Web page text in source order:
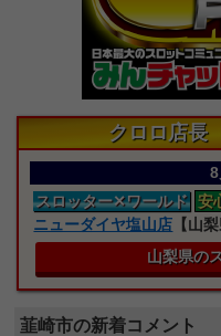
クロロ店長
スロッター✕ワールド 安
ニューダイヤ塩山店 【山梨
山梨県の
韮崎市の新着コメント